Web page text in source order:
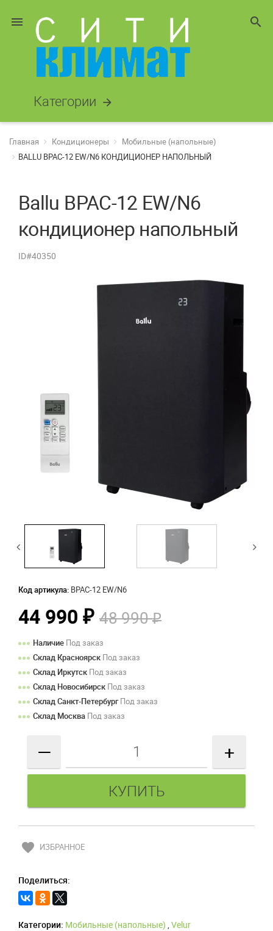
menu search
Категории arrow_forward
Главная Кондиционеры
Мобильные (напольные)
BALLU BPAC-12 EW/N6 КОНДИЦИОНЕР НАПОЛЬНЫЙ
Ballu BPAC-12 EW/N6
кондиционер напольный
ID#40350
Код артикула: BPAC-12 EW/N6
44 990 ₽ 48 990₽
Наличие Под заказ
Склад Красноярск Под заказ
Склад Иркутск Под заказ
Склад Новосибирск Под заказ
Склад Санкт-ПетербургПод заказ
Склад Москва Под заказ
— +
favorite ИЗБРАННОЕ
Поделиться:
Категории: Мобильные (напольные) Velur